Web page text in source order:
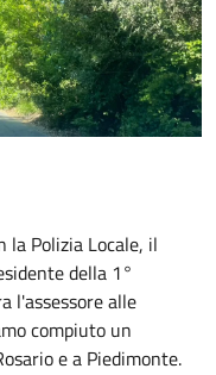
Polizia Locale, il
della 1°
l'assessore alle
compiuto un
e a Piedimonte.